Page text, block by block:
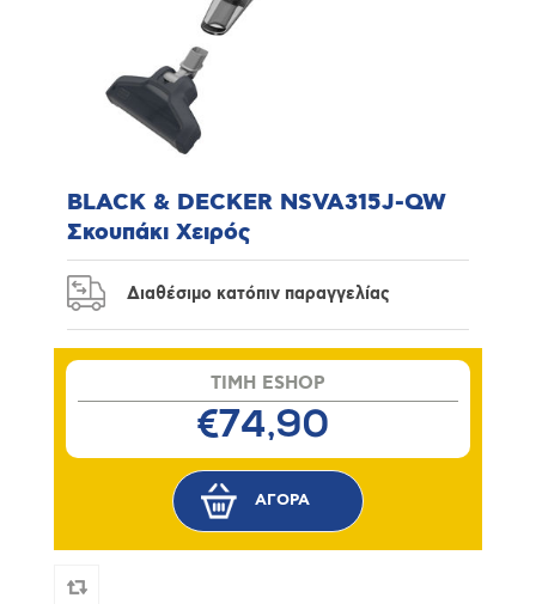
BLACK & DECKER NSVA315J-QW
Σκουπάκι Χειρός
Διαθέσιμο κατόπιν παραγγελίας
TIMH ESHOP
€74,90